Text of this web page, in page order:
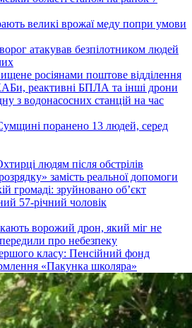
великі врожаї меду попри умови
атакував безпілотником людей
росіянами поштове відділення
реактивні БПЛА та інші дрони
з водонасосних станцій на час
поранено 13 людей, серед
людям після обстрілів
замість реальної допомоги
громаді: зруйновано об’єкт
57-річний чоловік
ворожий дрон, який міг не
про небезпеку
класу: Пенсійний фонд
«Пакунка школяра»